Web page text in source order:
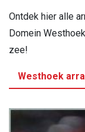
Ontdek hier alle
Domein
zee!
Westhoek